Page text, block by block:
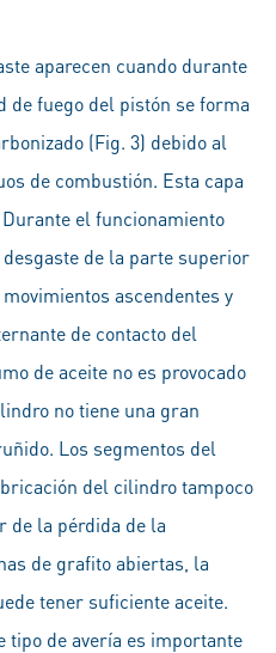
aparecen cuando durante
de fuego del pistón se forma
(Fig. 3) debido al
de combustión. Esta capa
el funcionamiento
de la parte superior
ascendentes y
de contacto del
de aceite no es provocado
no tiene una gran
Los segmentos del
del cilindro tampoco
de la pérdida de la
de grafito abiertas, la
tener suficiente aceite.
tipo de avería es importante